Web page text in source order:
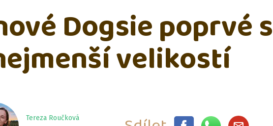
Dogsie poprvé s
velikostí
Tereza Roučková